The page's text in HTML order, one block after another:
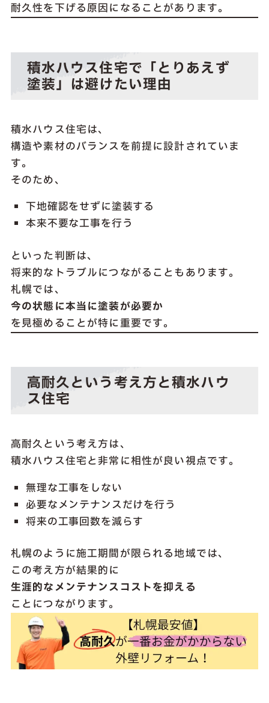
耐久性を下げる原因になることがあります。
積水ハウス住宅で「とりあえず
塗装」は避けたい理由
積水ハウス住宅は、
構造や素材のバランスを前提に設計されていま
す。
そのため、
下地確認をせずに塗装する
本来不要な工事を行う
といった判断は、
将来的なトラブルにつながることもあります。
札幌では、
今の状態に本当に塗装が必要か
を見極めることが特に重要です。
高耐久という考え方と積水ハウ
ス住宅
高耐久という考え方は、
積水ハウス住宅と非常に相性が良い視点です。
無理な工事をしない
必要なメンテナンスだけを行う
将来の工事回数を減らす
札幌のように施工期間が限られる地域では、
この考え方が結果的に
生涯的なメンテナンスコストを抑える
ことにつながります。